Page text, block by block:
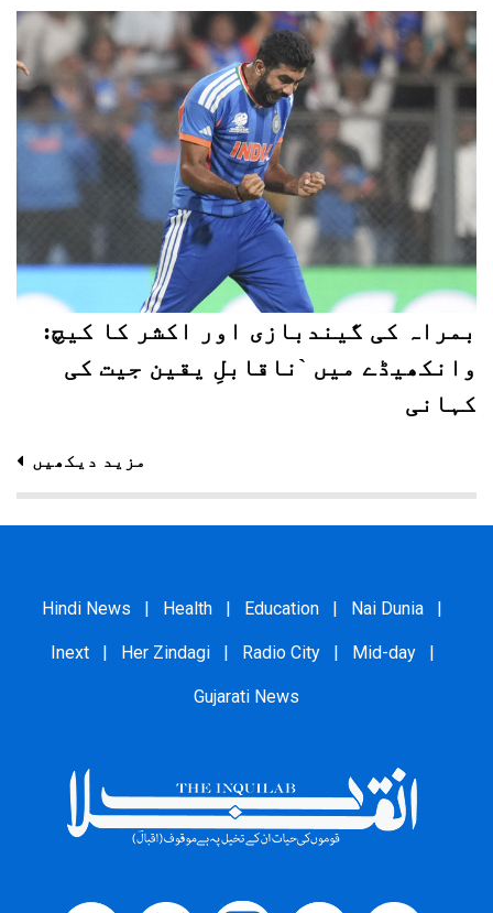
بمراہ کی گیندبازی اور اکشر کا کیچ:
وانکھیڈے میں `ناقابلِ یقین جیت کی
کہانی
مزید دیکھیں
Hindi News Health Education Nai Dunia
Inext Her Zindagi Radio City Mid-day
Gujarati News